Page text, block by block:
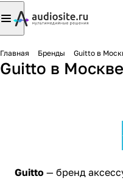
Главная Бренды Guitto в
Guitto в Москве
Guitto — бренд